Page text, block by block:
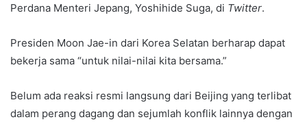
Perdana Menteri Jepang, Yoshihide Suga, di Twitter.
Presiden Moon Jae-in dari Korea Selatan berharap dapat
bekerja sama “untuk nilai-nilai kita bersama.”
Belum ada reaksi resmi langsung dari Beijing yang terlibat
dalam perang dagang dan sejumlah konflik lainnya dengan